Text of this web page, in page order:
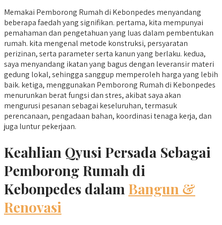
Memakai Pemborong Rumah di Kebonpedes menyandang
beberapa faedah yang signifikan. pertama, kita mempunyai
pemahaman dan pengetahuan yang luas dalam pembentukan
rumah. kita mengenal metode konstruksi, persyaratan
perizinan, serta parameter serta kanun yang berlaku. kedua,
saya menyandang ikatan yang bagus dengan leveransir materi
gedung lokal, sehingga sanggup memperoleh harga yang lebih
baik. ketiga, menggunakan Pemborong Rumah di Kebonpedes
menurunkan berat fungsi dan stres, akibat saya akan
mengurusi pesanan sebagai keseluruhan, termasuk
perencanaan, pengadaan bahan, koordinasi tenaga kerja, dan
juga luntur pekerjaan.
Keahlian Qyusi Persada Sebagai
Pemborong Rumah di
Kebonpedes dalam Bangun &
Renovasi